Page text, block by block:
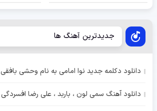
جدیدترین آهنگ ها
دانلود دکلمه جدید نوا امامی به نام وحشی بافقی
دانلود آهنگ سمی لون ، باربد ، علی رضا افسردگی